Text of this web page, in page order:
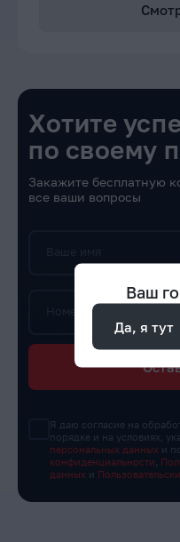
Хотите
по своему
Закажите бесплатную
все ваши вопросы
Номер телефона*
Я даю согласие на
порядке и на условиях,
персональных данных и
конфиденциальности
данных и
Ваш
Да, я тут